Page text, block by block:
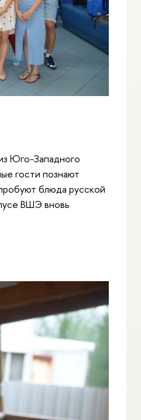
Юго-Западного
гости познают
блюда русской
ВШЭ вновь